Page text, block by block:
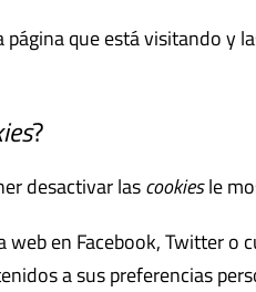
que está visitando y
?
desactivar lascookiesle
en Facebook, Twitter o
a sus preferencias